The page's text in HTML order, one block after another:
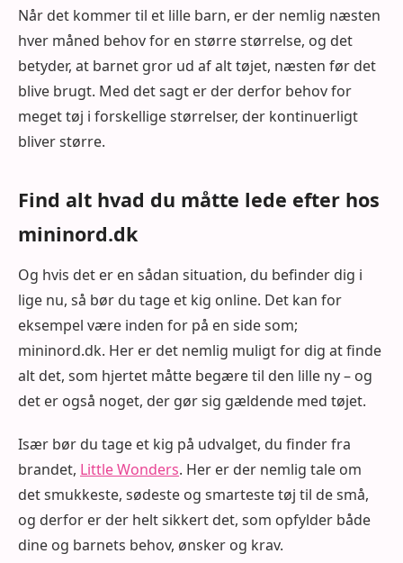
Når det kommer til et lille barn, er der nemlig næsten
hver måned behov for en større størrelse, og det
betyder, at barnet gror ud af alt tøjet, næsten før det
blive brugt. Med det sagt er der derfor behov for
meget tøj i forskellige størrelser, der kontinuerligt
bliver større.
Find alt hvad du måtte lede efter hos
mininord.dk
Og hvis det er en sådan situation, du befinder dig i
lige nu, så bør du tage et kig online. Det kan for
eksempel være inden for på en side som;
mininord.dk. Her er det nemlig muligt for dig at finde
alt det, som hjertet måtte begære til den lille ny – og
det er også noget, der gør sig gældende med tøjet.
Især bør du tage et kig på udvalget, du finder fra
brandet, Little Wonders. Her er der nemlig tale om
det smukkeste, sødeste og smarteste tøj til de små,
og derfor er der helt sikkert det, som opfylder både
dine og barnets behov, ønsker og krav.